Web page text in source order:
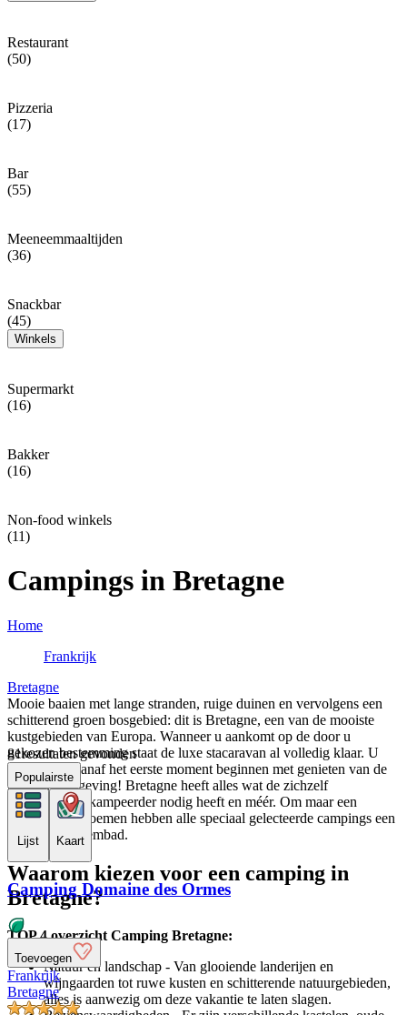
Restaurant
(50)
Pizzeria
(17)
Bar
(55)
Meeneemmaaltijden
(36)
Snackbar
(45)
Winkels
Supermarkt
(16)
Bakker
(16)
Non-food winkels
(11)
Campings in Bretagne
Home
Frankrijk
Bretagne
Mooie baaien met lange stranden, ruige duinen en vervolgens een
schitterend groen bosgebied: dit is Bretagne, een van de mooiste
kustgebieden van Europa. Wanneer u aankomt op de door u
gekozen bestemming staat de luxe stacaravan al volledig klaar. U
kunt dus al vanaf het eerste moment beginnen met genieten van de
heerlijke omgeving! Bretagne heeft alles wat de zichzelf
respecterende kampeerder nodig heeft en méér. Om maar een
voorbeeld te noemen hebben alle speciaal gelecteerde campings een
verwarmd zwembad.
Waarom kiezen voor een camping in
Bretagne?
TOP 4 overzicht Camping Bretagne:
Natuur en landschap - Van glooiende landerijen en
wijngaarden tot ruwe kusten en schitterende natuurgebieden,
alles is aanwezig om deze vakantie te laten slagen.
81resultaten gevonden
Populairste
Lijst Kaart
Camping Domaine des Ormes
Toevoegen
Frankrijk
Bretagne